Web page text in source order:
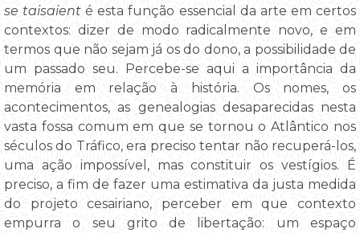
se taisaient é esta função essencial da arte em certos
contextos: dizer de modo radicalmente novo, e em
termos que não sejam já os do dono, a possibilidade de
um passado seu. Percebe-se aqui a importância da
memória em relação à história. Os nomes, os
acontecimentos, as genealogias desaparecidas nesta
vasta fossa comum em que se tornou o Atlântico nos
séculos do Tráfico, era preciso tentar não recuperá-los,
uma ação impossível, mas constituir os vestígios. É
preciso, a fim de fazer uma estimativa da justa medida
do projeto cesairiano, perceber em que contexto
empurra o seu grito de libertação: um espaço